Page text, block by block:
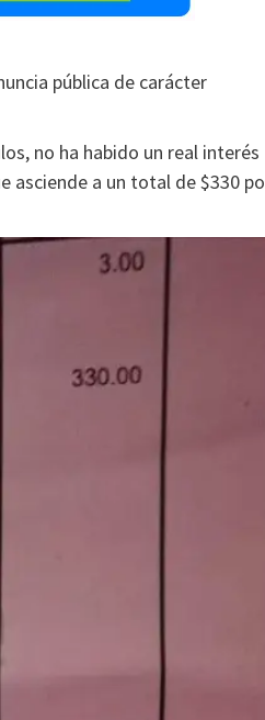
pública de carácter
no ha habido un real interés
asciende a un total de $330